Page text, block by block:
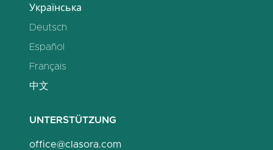
Українська
Deutsch
Español
Français
中文
UNTERSTÜTZUNG
office@clasora.com